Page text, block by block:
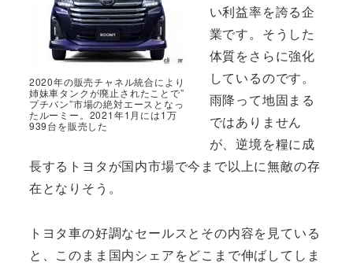
2020年の販売チャネル統合により
姉妹車タンクが廃止されたことで”
プチバン”市場の絶対エースとなっ
たルーミー。2021年1月には1万
939台を販売した
い利益率を誇る企
業です。そうした
体質をさらに強化
しているのです。
雨降って地固まる
ではありません
が、逆境を糧に成
長するトヨタが国内市場で今まで以上に無敵の存
在となりそう。
トヨタ車の好調なセールスとその内容を見ている
と、このまま国内シェアをどこまで伸ばしてしま